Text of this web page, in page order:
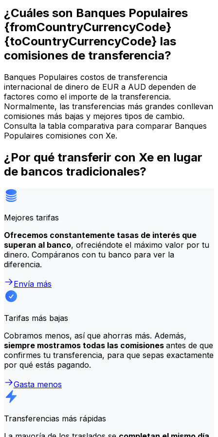
¿Cuáles son Banques Populaires
{fromCountryCurrencyCode}
{toCountryCurrencyCode} las
comisiones de transferencia?
Banques Populaires costos de transferencia
internacional de dinero de EUR a AUD dependen de
factores como el importe de la transferencia.
Normalmente, las transferencias más grandes conllevan
comisiones más bajas y mejores tipos de cambio.
Consulta la tabla comparativa para comparar Banques
Populaires comisiones con Xe.
¿Por qué transferir con Xe en lugar
de bancos tradicionales?
Mejores tarifas
Ofrecemos constantemente tasas de interés que
superan al banco, ofreciéndote el máximo valor por tu
dinero. Compáranos con tu banco para ver la
diferencia.
Envía más
Tarifas más bajas
Cobramos menos, así que ahorras más. Además,
siempre mostramos todas las comisiones antes de que
confirmes tu transferencia, para que sepas exactamente
por qué estás pagando.
Gasta menos
Transferencias más rápidas